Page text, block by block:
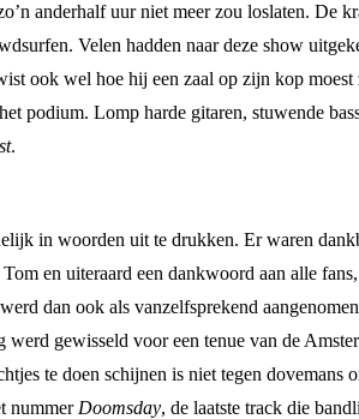
anderhalf uur niet meer zou loslaten. De
Velen hadden naar deze show
ook wel hoe hij een zaal op zijn kop
podium. Lomp harde gitaren, stuwende
.
in woorden uit te drukken. Er waren
en uiteraard een dankwoord aan alle
dan ook als vanzelfsprekend
gewisseld voor een tenue van de
te doen schijnen is niet tegen
nummer Doomsday, de laatste track die